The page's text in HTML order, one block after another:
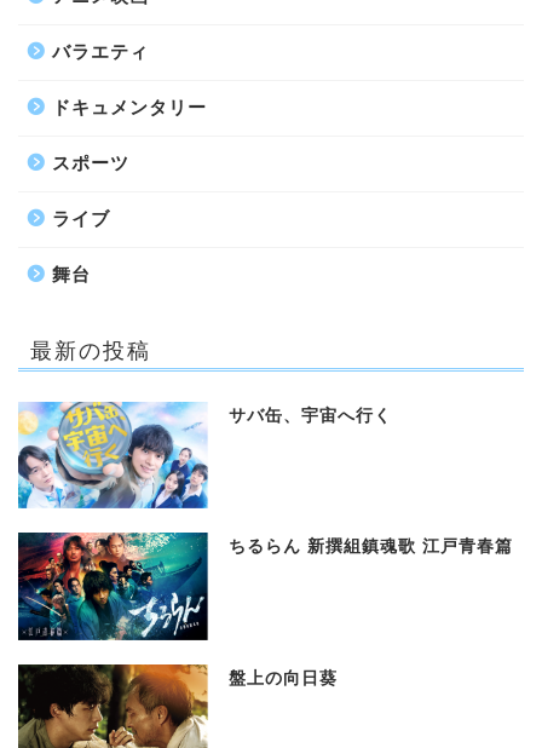
バラエティ
ドキュメンタリー
スポーツ
ライブ
舞台
最新の投稿
サバ缶、宇宙へ行く
ちるらん 新撰組鎮魂歌 江戸青春篇
盤上の向日葵